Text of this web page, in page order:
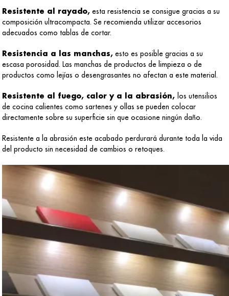
Resistente al rayado, esta resistencia se consigue gracias a su
composición ultracompacta. Se recomienda utilizar accesorios
adecuados como tablas de cortar.
Resistencia a las manchas, esto es posible gracias a su
escasa porosidad. Las manchas de productos de limpieza o de
productos como lejías o desengrasantes no afectan a este material.
Resistente al fuego, calor y a la abrasión, los utensilios
de cocina calientes como sartenes y ollas se pueden colocar
directamente sobre su superficie sin que ocasione ningún daño.
Resistente a la abrasión este acabado perdurará durante toda la vida
del producto sin necesidad de cambios o retoques.